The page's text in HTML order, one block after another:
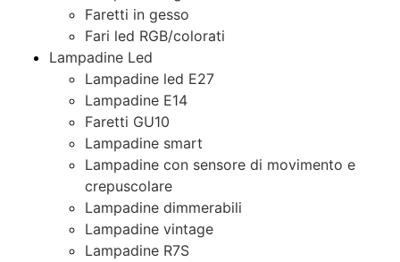
Faretti in gesso
Fari led RGB/colorati
Lampadine Led
Lampadine led E27
Lampadine E14
Faretti GU10
Lampadine smart
Lampadine con sensore di movimento e
crepuscolare
Lampadine dimmerabili
Lampadine vintage
Lampadine R7S